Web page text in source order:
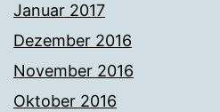
Januar 2017
Dezember 2016
November 2016
Oktober 2016